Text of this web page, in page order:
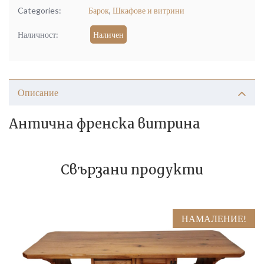
Categories: Барок, Шкафове и витрини
Наличност: Наличен
Описание
Антична френска витрина
Свързани продукти
НАМАЛЕНИЕ!